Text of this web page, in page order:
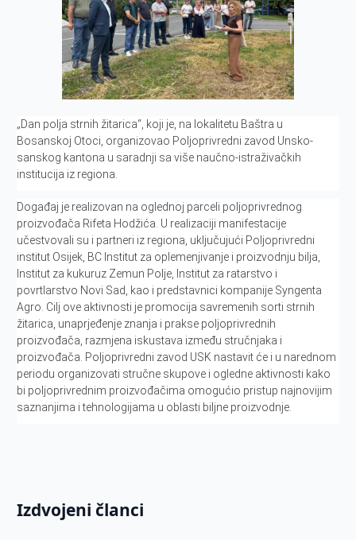
„Dan polja strnih žitarica“, koji je, na lokalitetu Baštra u
Bosanskoj Otoci, organizovao Poljoprivredni zavod Unsko-
sanskog kantona u saradnji sa više naučno-istraživačkih
institucija iz regiona.
Događaj je realizovan na oglednoj parceli poljoprivrednog
proizvođača Rifeta Hodžića. U realizaciji manifestacije
učestvovali su i partneri iz regiona, uključujući Poljoprivredni
institut Osijek, BC Institut za oplemenjivanje i proizvodnju bilja,
Institut za kukuruz Zemun Polje, Institut za ratarstvo i
povrtlarstvo Novi Sad, kao i predstavnici kompanije Syngenta
Agro. Cilj ove aktivnosti je promocija savremenih sorti strnih
žitarica, unaprjeđenje znanja i prakse poljoprivrednih
proizvođača, razmjena iskustava između stručnjaka i
proizvođača. Poljoprivredni zavod USK nastavit će i u narednom
periodu organizovati stručne skupove i ogledne aktivnosti kako
bi poljoprivrednim proizvođačima omogućio pristup najnovijim
saznanjima i tehnologijama u oblasti biljne proizvodnje.
Izdvojeni članci